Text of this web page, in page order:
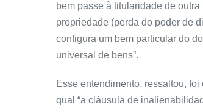
bem passe à titularidade de
propriedade (perda do poder de
configura um bem particular do
universal de bens”.
Esse entendimento, ressaltou, foi
qual “a cláusula de